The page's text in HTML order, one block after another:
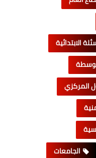
الابتدائية
المركزي
الجامعات